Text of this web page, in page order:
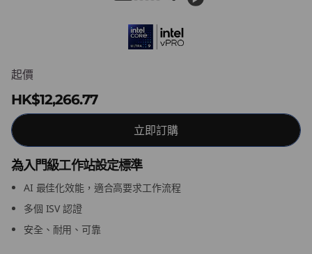
e
G
e
n
2
起價
HK$12,266.77
立即訂購
為入門級工作站設定標準
AI 最佳化效能，適合高要求工作流程
多個 ISV 認證
安全、耐用、可靠